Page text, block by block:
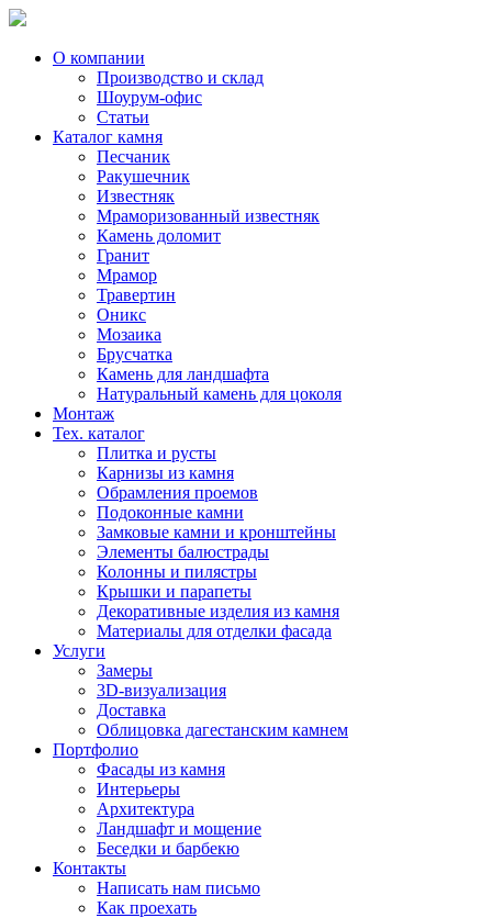
Skip
contentО компании
Производство и склад
Шоурум-офис
Статьи
Каталог камня
Песчаник
Ракушечник
Известняк
Мраморизованный известняк
Камень доломит
Гранит
Мрамор
Травертин
Оникс
Мозаика
Брусчатка
Камень для ландшафта
Натуральный камень для цоколя
Монтаж
Тех. каталог
Плитка и русты
Карнизы из камня
Обрамления проемов
Подоконные камни
Замковые камни и кронштейны
Элементы балюстрады
Колонны и пилястры
Крышки и парапеты
Декоративные изделия из камня
Материалы для отделки фасада
Услуги
Замеры
3D-визуализация
Доставка
Облицовка дагестанским камнем
Портфолио
Фасады из камня
Интерьеры
Архитектура
Ландшафт и мощение
Беседки и барбекю
Контакты
Написать нам письмо
Как проехать